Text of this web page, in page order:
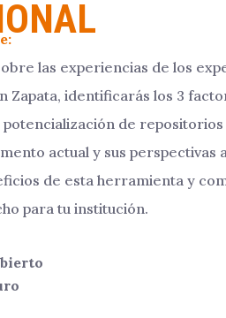
las experiencias de los
Zapata, identificarás los 3
potencialización de repositorios
actual y sus perspectivas a
de esta herramienta y
para tu institución.